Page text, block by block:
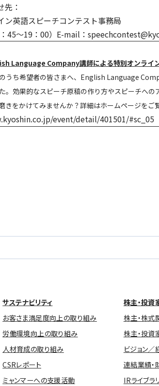
：
英語スピーチコンテスト事務局
45～19：00）E-mail：
Language Company講師による特別オンライ
うち希望者の皆さまへ、English Language
。効果的なスピーチ原稿の作り方やスピーチへの
をかけてみませんか？詳細はホームページをご
event/detail/401501/#sc_05
サステナビリティ
お客さま満足度向上の取り組み
労働環境向上の取り組み
人材育成の取り組み
CSRレポート
ミャンマーへの支援活動
株主・投資
株主・株式
株主・投資
ビジョン／
連結業績・
IRライブラ